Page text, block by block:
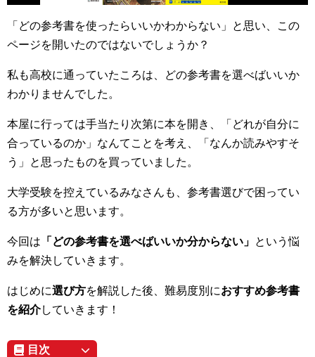
「どの参考書を使ったらいいかわからない」と思い、この
ページを開いたのではないでしょうか？
私も高校に通っていたころは、どの参考書を選べばいいか
わかりませんでした。
本屋に行っては手当たり次第に本を開き、「どれが自分に
合っているのか」なんてことを考え、「なんか読みやすそ
う」と思ったものを買っていました。
大学受験を控えているみなさんも、参考書選びで困ってい
る方が多いと思います。
今回は 「どの参考書を選べばいいか分からない」 という悩
みを解決していきます。
はじめに選び方を解説した後、難易度別におすすめ参考書
を紹介していきます！
目次